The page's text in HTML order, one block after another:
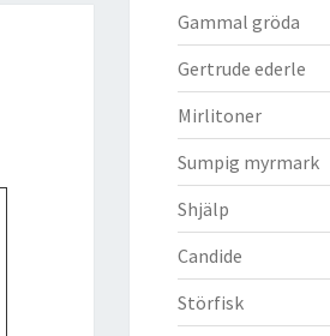
Gammal gröda
Gertrude ederle
Mirlitoner
Sumpig myrmark
Shjälp
Candide
Störfisk